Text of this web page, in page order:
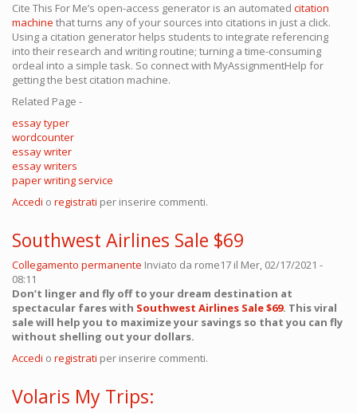
Cite This For Me’s open-access generator is an automated citation
machine that turns any of your sources into citations in just a click.
Using a citation generator helps students to integrate referencing
into their research and writing routine; turning a time-consuming
ordeal into a simple task. So connect with MyAssignmentHelp for
getting the best citation machine.
Related Page -
essay typer
wordcounter
essay writer
essay writers
paper writing service
Accedi o registrati per inserire commenti.
Southwest Airlines Sale $69
Collegamento permanente Inviato da rome17 il Mer, 02/17/2021 -
08:11
Don’t linger and fly off to your dream destination at
spectacular fares with Southwest Airlines Sale $69. This viral
sale will help you to maximize your savings so that you can fly
without shelling out your dollars.
Accedi o registrati per inserire commenti.
Volaris My Trips: